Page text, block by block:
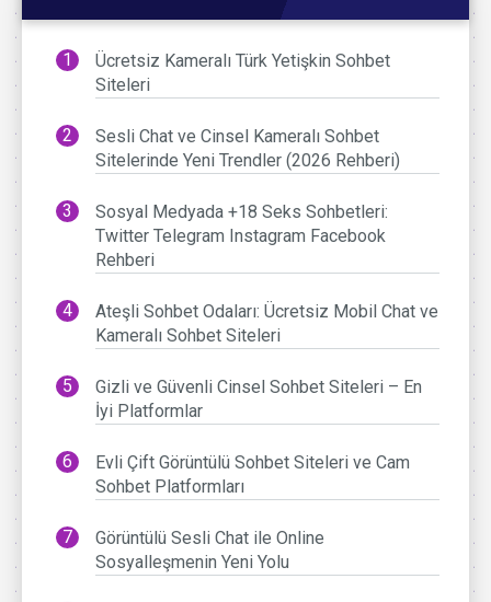
Ücretsiz Kameralı Türk Yetişkin Sohbet
Siteleri
Sesli Chat ve Cinsel Kameralı Sohbet
Sitelerinde Yeni Trendler (2026 Rehberi)
Sosyal Medyada +18 Seks Sohbetleri:
Twitter Telegram Instagram Facebook
Rehberi
Ateşli Sohbet Odaları: Ücretsiz Mobil Chat ve
Kameralı Sohbet Siteleri
Gizli ve Güvenli Cinsel Sohbet Siteleri – En
İyi Platformlar
Evli Çift Görüntülü Sohbet Siteleri ve Cam
Sohbet Platformları
Görüntülü Sesli Chat ile Online
Sosyalleşmenin Yeni Yolu